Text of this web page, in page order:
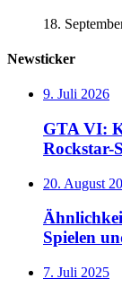
18.
Newsticker
9. Juli 2026
GTA VI:
Rockstar-
20. August
Spielen
7. Juli 2025